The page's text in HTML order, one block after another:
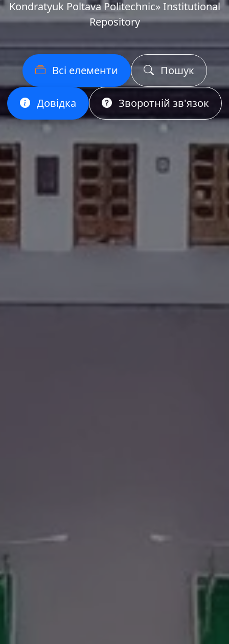
Kondratyuk Poltava Politechnic» Institutional
Repository
Всі елементи Пошук
Довідка Зворотній зв'язок